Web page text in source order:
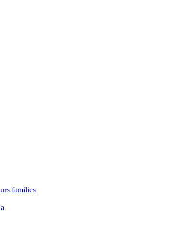
families